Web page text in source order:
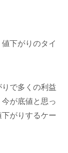
下がりのタイ
で多くの利益
が底値と思っ
がりするケー